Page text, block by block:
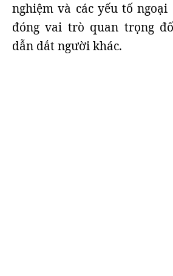
nghiệm và các yếu tố ngoại
đóng vai trò quan trọng
dẫn dắt người khác.